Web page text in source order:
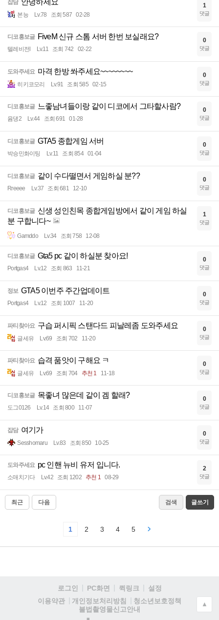
잡담 안녕하세요
본능 Lv.78 조회 587 02-28
1
댓글
디코홍보글 FiveM 신규 스톰 서버 한번 보실래요?
텔레비전l Lv.11 조회 742 02-22
0
댓글
도와주세요 마격 한방 쏴주세요~~~~~~~~
히키코모리 Lv.91 조회 585 02-15
0
댓글
디코홍보글 느좋남녀들이랑 같이 디코에서 그타할사람?
윰댕2 Lv.44 조회 691 01-28
0
댓글
디코홍보글 GTA5 종합게임 서버
박승민화이팅 Lv.11 조회 854 01-04
0
댓글
디코홍보글 같이 수다떨면서 게임하실 분??
Rreeee Lv.37 조회 681 12-10
0
댓글
디코홍보글 신생 성인친목 종합게임방에서 같이 게임 하실
분 구합니다~
Gamddo Lv.34 조회 758 12-08
1
댓글
디코홍보글 Gta5 pc 같이 하실분 찾아요!
Portgas4 Lv.12 조회 863 11-21
0
댓글
정보 GTA5 이번주 주간업데이트
Portgas4 Lv.12 조회 1007 11-20
0
댓글
파티찾아요 구습 퍼시픽 스탠다드 피날레좀 도와주세요
글세유 Lv.69 조회 702 11-20
0
댓글
파티찾아요 습격 품앗이 구해요 ㅋ
글세유 Lv.69 조회 704 추천 1 11-18
0
댓글
디코홍보글 목좋녀 많은데 같이 겜 할래?
도그0126 Lv.14 조회 800 11-07
0
댓글
잡담 여기가
Sesshomaru Lv.83 조회 850 10-25
0
댓글
도와주세요 pc 인핸 뉴비 유저 입니다.
소매치기다 Lv.42 조회 1202 추천 1 08-29
2
댓글
최근 다음 검색 글쓰기
1 2 3 4 5
로그인 PC화면 퀵링크
설정
이용약관
개인정보처리방침
청소년보호정책
불법촬영물신고안내
▲